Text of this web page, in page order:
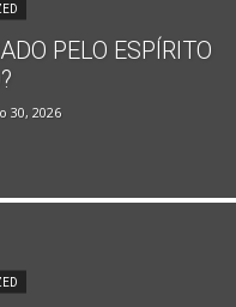
PELO ESPÍRITO
30, 2026